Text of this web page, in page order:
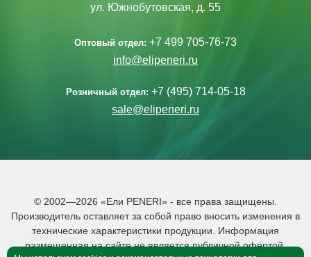
ул. Южнобутовская, д. 55
Оптовый отдел: +7 499 705-76-73
info@elipeneri.ru
Розничный отдел: +7 (495) 714-05-18
sale@elipeneri.ru
© 2002—2026 «Ели PENERI» - все права защищены.
Производитель оставляет за собой право вносить изменения в
технические характеристики продукции. Информация
размещенная на сайте не является публичной офертой.